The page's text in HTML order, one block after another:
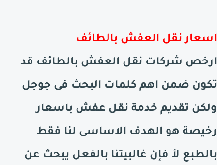
اسعار نقل العفش بالطائف
ارخص شركات نقل العفش بالطائف قد
تكون ضمن اهم كلمات البحث فى جوجل
ولكن تقديم خدمة نقل عفش باسعار
رخيصة هو الهدف الاساسى لنا فقط
بالطبع لأ فإن غالبيتنا بالفعل يبحث عن